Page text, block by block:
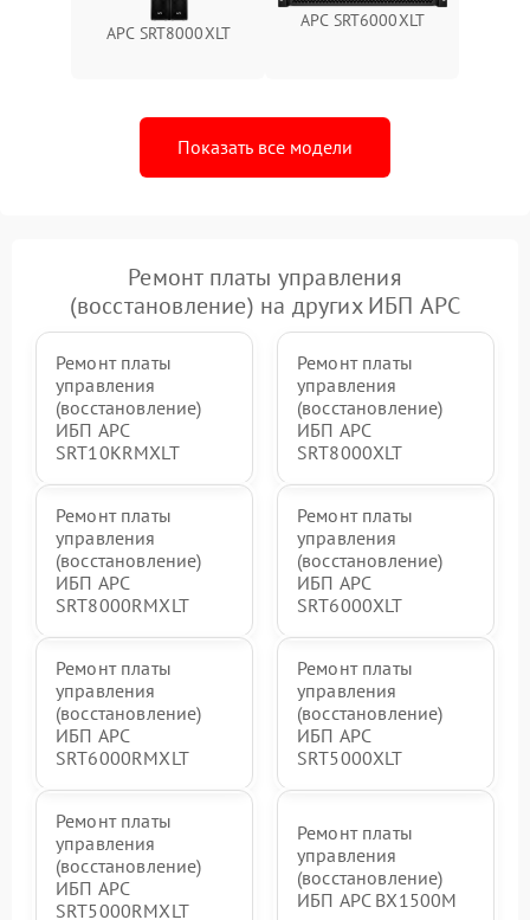
Повреждение системы
защиты от перегрева
перенапряжения
APC SRT8000XLT
APC SRT6000XLT
Показать все модели
Ремонт платы управления
(восстановление) на других ИБП APC
Ремонт платы
управления
(восстановление)
ИБП APC
SRT10KRMXLT
Ремонт платы
управления
(восстановление)
ИБП APC
SRT8000XLT
Ремонт платы
управления
(восстановление)
ИБП APC
SRT8000RMXLT
Ремонт платы
управления
(восстановление)
ИБП APC
SRT6000XLT
Ремонт платы
управления
(восстановление)
ИБП APC
SRT6000RMXLT
Ремонт платы
управления
(восстановление)
ИБП APC
SRT5000XLT
Ремонт платы
управления
(восстановление)
ИБП APC
SRT5000RMXLT
Ремонт платы
управления
(восстановление)
ИБП APC BX1500M